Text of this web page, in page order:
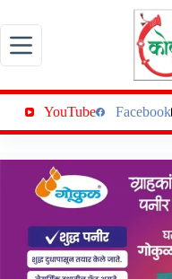
to
content
YouTube Facebook